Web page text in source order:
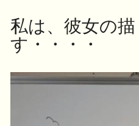
私は、彼女の
す・・・・